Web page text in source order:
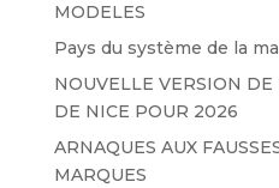
MODELES
Pays du système de la
NOUVELLE VERSION DE
DE NICE POUR 2026
ARNAQUES AUX
MARQUES